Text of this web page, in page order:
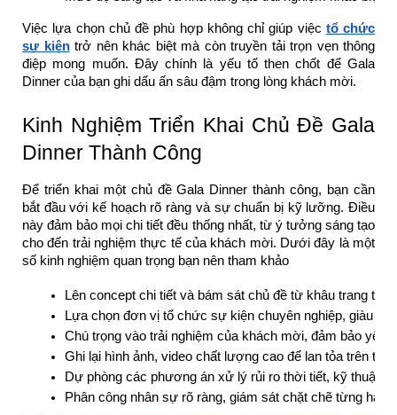
Việc lựa chọn chủ đề phù hợp không chỉ giúp việc tổ chức
sự kiệntrở nên khác biệt mà còn truyền tải trọn vẹn thông
điệp mong muốn. Đây chính là yếu tố then chốt để Gala
Dinner của bạn ghi dấu ấn sâu đậm trong lòng khách mời.
Kinh Nghiệm Triển Khai Chủ Đề Gala
Dinner Thành Công
Để triển khai một chủ đề Gala Dinner thành công, bạn cần
bắt đầu với kế hoạch rõ ràng và sự chuẩn bị kỹ lưỡng. Điều
này đảm bảo mọi chi tiết đều thống nhất, từ ý tưởng sáng tạo
cho đến trải nghiệm thực tế của khách mời. Dưới đây là một
số kinh nghiệm quan trọng bạn nên tham khảo
Lên concept chi tiết và bám sát chủ đề từ khâu trang trí
Lựa chọn đơn vị tổ chức sự kiện chuyên nghiệp, giàu
Chú trọng vào trải nghiệm của khách mời, đảm bảo yếu
Ghi lại hình ảnh, video chất lượng cao để lan tỏa trên
Dự phòng các phương án xử lý rủi ro thời tiết, kỹ thuật
Phân công nhân sự rõ ràng, giám sát chặt chẽ từng